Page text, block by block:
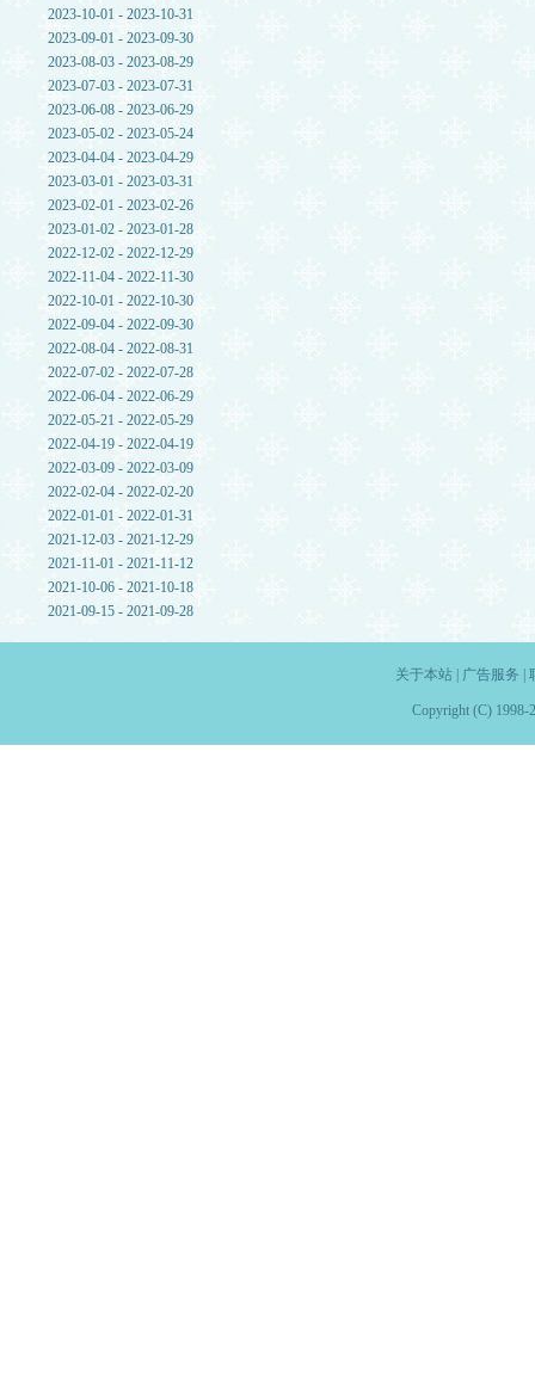
2023-10-01 - 2023-10-31
2023-09-01 - 2023-09-30
2023-08-03 - 2023-08-29
2023-07-03 - 2023-07-31
2023-06-08 - 2023-06-29
2023-05-02 - 2023-05-24
2023-04-04 - 2023-04-29
2023-03-01 - 2023-03-31
2023-02-01 - 2023-02-26
2023-01-02 - 2023-01-28
2022-12-02 - 2022-12-29
2022-11-04 - 2022-11-30
2022-10-01 - 2022-10-30
2022-09-04 - 2022-09-30
2022-08-04 - 2022-08-31
2022-07-02 - 2022-07-28
2022-06-04 - 2022-06-29
2022-05-21 - 2022-05-29
2022-04-19 - 2022-04-19
2022-03-09 - 2022-03-09
2022-02-04 - 2022-02-20
2022-01-01 - 2022-01-31
2021-12-03 - 2021-12-29
2021-11-01 - 2021-11-12
2021-10-06 - 2021-10-18
2021-09-15 - 2021-09-28
关于本站| 广告服务
Copyright (C) 1998-